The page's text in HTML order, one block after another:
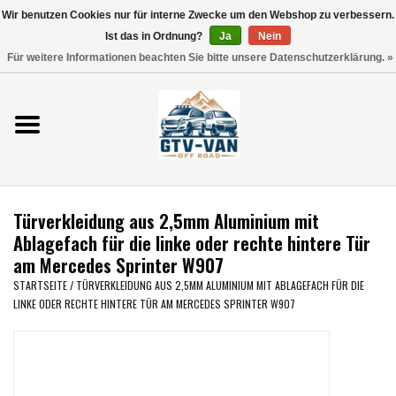
Verwende
die
nach
oben
und
unten,
verfügbare
Ergebnis
auszuwählen.
Drücke
die
Vito / V-Klasse 447
Viano /Vito 639
VW T7 2025
VW T6
Türverkleidung aus 2,5mm Aluminium mit
Ablagefach für die linke oder rechte hintere Tür
am Mercedes Sprinter W907
STARTSEITE/ TÜRVERKLEIDUNG AUS 2,5MM ALUMINIUM MIT ABLAGEFACH FÜR DIE
LINKE ODER RECHTE HINTERE TÜR AM MERCEDES SPRINTER W907
Wir benutzen Cookies nur für interne Zwecke um den Webshop zu verbessern.
Ist das in Ordnung?
Ja
Nein
Für weitere Informationen beachten Sie bitte unsere Datenschutzerklärung. »